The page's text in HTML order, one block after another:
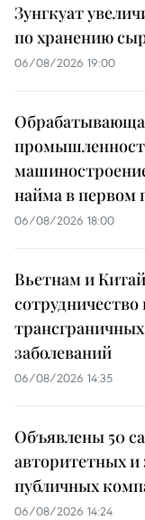
Зунгкуат
по хранению
06/08/2026 19:00
найма в первом
06/08/2026 18:00
Вьетнам и
заболеваний
06/08/2026 14:35
Объявлены 50
авторитетных
публичных
06/08/2026 14:24